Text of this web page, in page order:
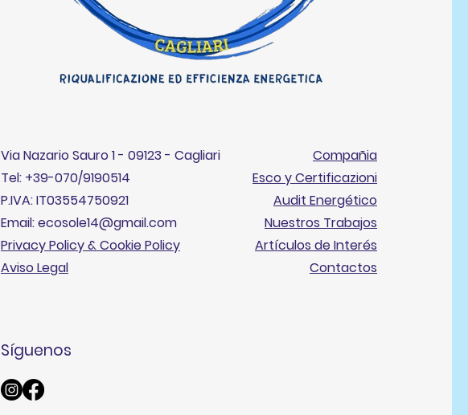
Via Nazario Sauro 1 - 09123 - Cagliari
Tel: +39-070/9190514
P.IVA: IT03554750921
Email: ecosole14@gmail.com
Privacy Policy & Cookie Policy
Aviso Legal
Compañia
Esco y Certificazioni
Audit Energético
Nuestros Trabajos
Artículos de Interés
Contactos
Síguenos